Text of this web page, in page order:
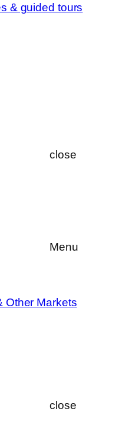
& guided tours
close
Menu
Other Markets
close